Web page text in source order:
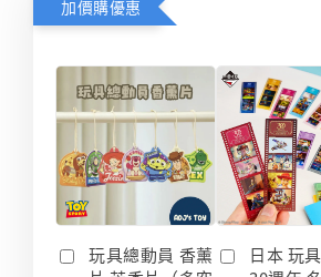
加價購優惠
玩具總動員 香薰
日本 玩